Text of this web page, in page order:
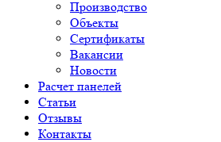
Производство
Объекты
Сертификаты
Вакансии
Новости
Расчет панелей
Статьи
Отзывы
Контакты